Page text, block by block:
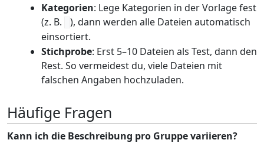
Kategorien: Lege Kategorien in der Vorlage fest
(z. B.
), dann werden alle Dateien automatisch
einsortiert.
Stichprobe: Erst 5–10 Dateien als Test, dann den
Rest. So vermeidest du, viele Dateien mit
falschen Angaben hochzuladen.
Häufige Fragen
Kann ich die Beschreibung pro Gruppe variieren?